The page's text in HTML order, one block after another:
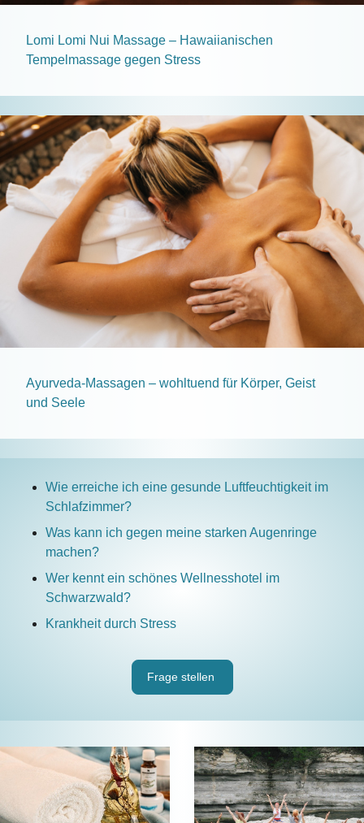
Lomi Lomi Nui Massage – Hawaiianischen
Tempelmassage gegen Stress
Ayurveda-Massagen – wohltuend für Körper, Geist
und Seele
Wie erreiche ich eine gesunde Luftfeuchtigkeit im
Schlafzimmer?
Was kann ich gegen meine starken Augenringe
machen?
Wer kennt ein schönes Wellnesshotel im
Schwarzwald?
Krankheit durch Stress
Frage stellen